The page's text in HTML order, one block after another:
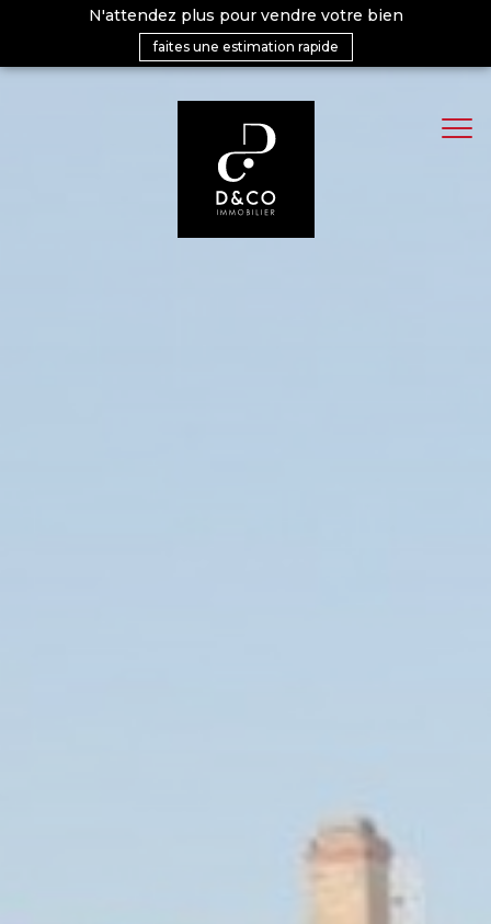
N'attendez plus pour vendre votre bien
faites une estimation rapide